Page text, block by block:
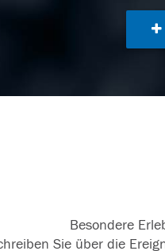
Besondere
Sie über die